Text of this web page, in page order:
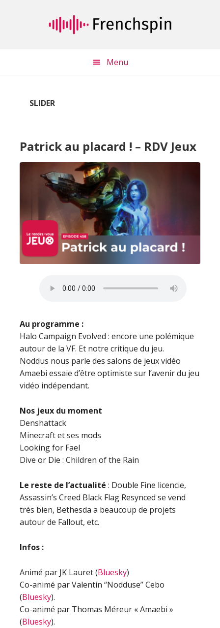
Menu
SLIDER
Patrick au placard ! – RDV Jeux
Au programme :
Halo Campaign Evolved : encore une polémique
autour de la VF. Et notre critique du jeu.
Noddus nous parle des salons de jeux vidéo
Amaebi essaie d’être optimiste sur l’avenir du jeu
vidéo indépendant.
Nos jeux du moment
Denshattack
Minecraft et ses mods
Looking for Fael
Dive or Die : Children of the Rain
Le reste de l’actualité : Double Fine licencie,
Assassin’s Creed Black Flag Resynced se vend
très bien, Bethesda a beaucoup de projets
autour de Fallout, etc.
Infos :
Animé par JK Lauret (Bluesky)
Co-animé par Valentin “Nodduse” Cebo
(Bluesky).
Co-animé par Thomas Méreur « Amaebi »
(Bluesky).